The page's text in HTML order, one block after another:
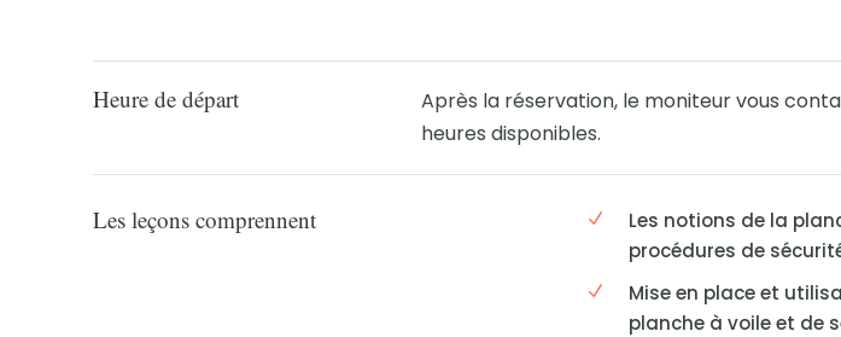
Heure de départ
Après la réservation, le moniteur vous
heures disponibles.
Les leçons comprennent
Les notions de la
procédures de
Mise en place et
planche à voile et de